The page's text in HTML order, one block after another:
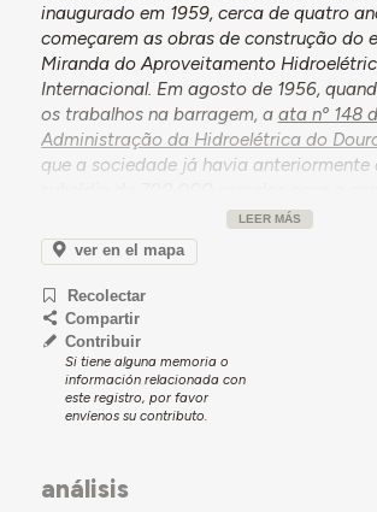
inaugurado em 1959, cerca de quatro
começarem as obras de construção do
Miranda do Aproveitamento
Internacional. Em agosto de 1956,
os trabalhos na barragem, a ata nº 148
Administração da Hidroelétrica do
que a sociedade já havia anteriormente
Hospital, considerando agora conceder
44.000 escudos, caso a Comissão das
Hospitalares conseguisse terminar a
um ano.
Entre 1950 e 1960, a população do
Miranda do Douro aumentou de cerca de
habitantes para aproximadamente
correspondendo pelo menos 4.000
residentes a trabalhadores na
1960.
LEER MÁS
ver en el mapa
Recolectar
Compartir
Contribuir
Si tiene alguna memoria o
información relacionada con
este registro, por favor
envíenos su contributo.
análisis